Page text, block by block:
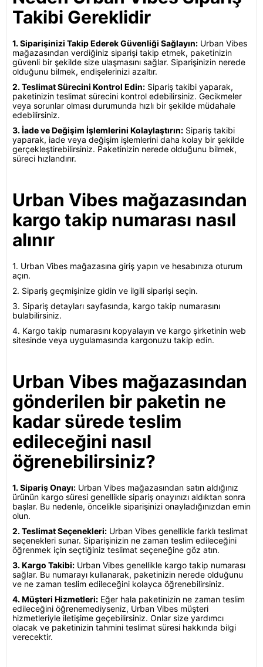
Takibi Gereklidir
1. Siparişinizi Takip Ederek Güvenliği Sağlayın: Urban Vibes
mağazasından verdiğiniz siparişi takip etmek, paketinizin
güvenli bir şekilde size ulaşmasını sağlar. Siparişinizin nerede
olduğunu bilmek, endişelerinizi azaltır.
2. Teslimat Sürecini Kontrol Edin: Sipariş takibi yaparak,
paketinizin teslimat sürecini kontrol edebilirsiniz. Gecikmeler
veya sorunlar olması durumunda hızlı bir şekilde müdahale
edebilirsiniz.
3. İade ve Değişim İşlemlerini Kolaylaştırın: Sipariş takibi
yaparak, iade veya değişim işlemlerini daha kolay bir şekilde
gerçekleştirebilirsiniz. Paketinizin nerede olduğunu bilmek,
süreci hızlandırır.
Urban Vibes mağazasından
kargo takip numarası nasıl
alınır
1. Urban Vibes mağazasına giriş yapın ve hesabınıza oturum
açın.
2. Sipariş geçmişinize gidin ve ilgili siparişi seçin.
3. Sipariş detayları sayfasında, kargo takip numarasını
bulabilirsiniz.
4. Kargo takip numarasını kopyalayın ve kargo şirketinin web
sitesinde veya uygulamasında kargonuzu takip edin.
Urban Vibes mağazasından
gönderilen bir paketin ne
kadar sürede teslim
edileceğini nasıl
öğrenebilirsiniz?
1. Sipariş Onayı: Urban Vibes mağazasından satın aldığınız
ürünün kargo süresi genellikle sipariş onayınızı aldıktan sonra
başlar. Bu nedenle, öncelikle siparişinizi onayladığınızdan emin
olun.
2. Teslimat Seçenekleri: Urban Vibes genellikle farklı teslimat
seçenekleri sunar. Siparişinizin ne zaman teslim edileceğini
öğrenmek için seçtiğiniz teslimat seçeneğine göz atın.
3. Kargo Takibi: Urban Vibes genellikle kargo takip numarası
sağlar. Bu numarayı kullanarak, paketinizin nerede olduğunu
ve ne zaman teslim edileceğini kolayca öğrenebilirsiniz.
4. Müşteri Hizmetleri: Eğer hala paketinizin ne zaman teslim
edileceğini öğrenemediyseniz, Urban Vibes müşteri
hizmetleriyle iletişime geçebilirsiniz. Onlar size yardımcı
olacak ve paketinizin tahmini teslimat süresi hakkında bilgi
verecektir.